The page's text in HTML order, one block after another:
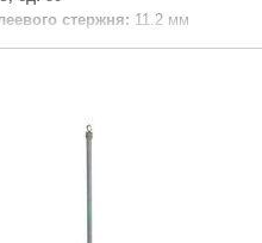
стержня: 11.2 мм
мм